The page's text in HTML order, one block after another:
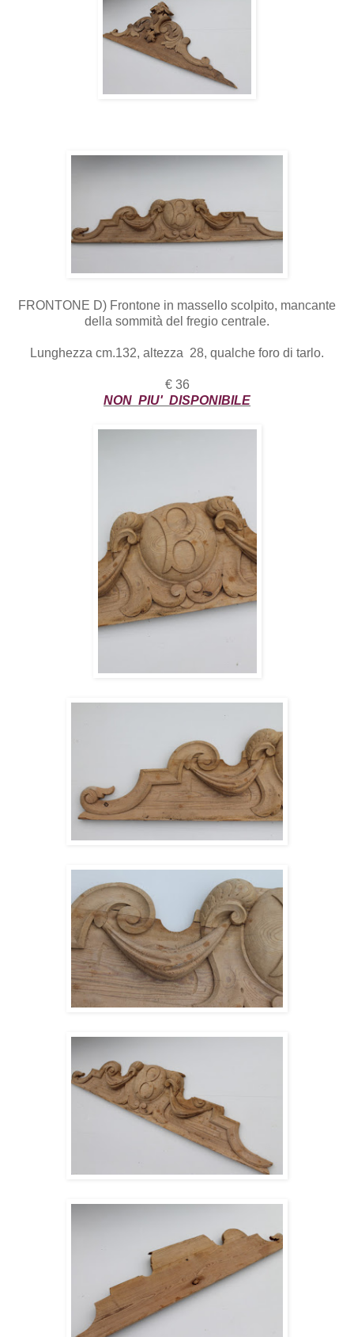
FRONTONE D) Frontone in massello scolpito, mancante
della sommità del fregio centrale.
Lunghezza cm.132, altezza 28, qualche foro di tarlo.
€ 36
NON PIU' DISPONIBILE